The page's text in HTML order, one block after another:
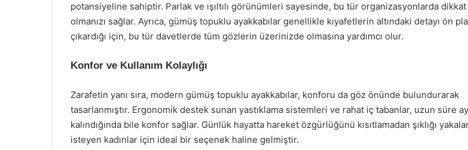
potansiyeline sahiptir. Parlak ve ışıltılı görünümleri sayesinde, bu tür organizasyonlarda
olmanızı sağlar. Ayrıca, gümüş topuklu ayakkabılar genellikle kıyafetlerin altındaki detayı ön
çıkardığı için, bu tür davetlerde tüm gözlerin üzerinizde olmasına yardımcı olur.
Konfor ve Kullanım Kolaylığı
Zarafetin yanı sıra, modern gümüş topuklu ayakkabılar, konforu da göz önünde bulundurarak
tasarlanmıştır. Ergonomik destek sunan yastıklama sistemleri ve rahat iç tabanlar, uzun süre
kalındığında bile konfor sağlar. Günlük hayatta hareket özgürlüğünü kısıtlamadan şıklığı
isteyen kadınlar için ideal bir seçenek haline gelmiştir.